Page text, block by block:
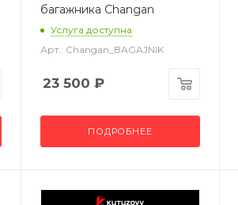
багажника Changan
Услуга доступна
Арт.: Changan_BAGAJNIK
23 500 ₽
ПОДРОБНЕЕ